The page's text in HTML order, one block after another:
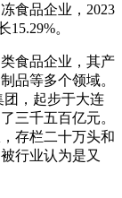
食品企业，2023
。
食品企业，其产
品等多个领域。
团，起步于大连
三千五百亿元。
存栏二十万头和
行业认为是又